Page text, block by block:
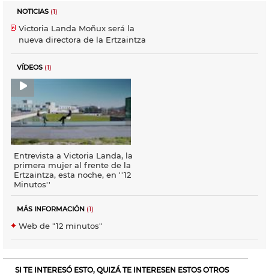
NOTICIAS (1)
Victoria Landa Moñux será la
nueva directora de la Ertzaintza
VÍDEOS (1)
Entrevista a Victoria Landa, la
primera mujer al frente de la
Ertzaintza, esta noche, en ''12
Minutos''
MÁS INFORMACIÓN (1)
Web de "12 minutos"
SI TE INTERESÓ ESTO, QUIZÁ TE INTERESEN ESTOS OTROS